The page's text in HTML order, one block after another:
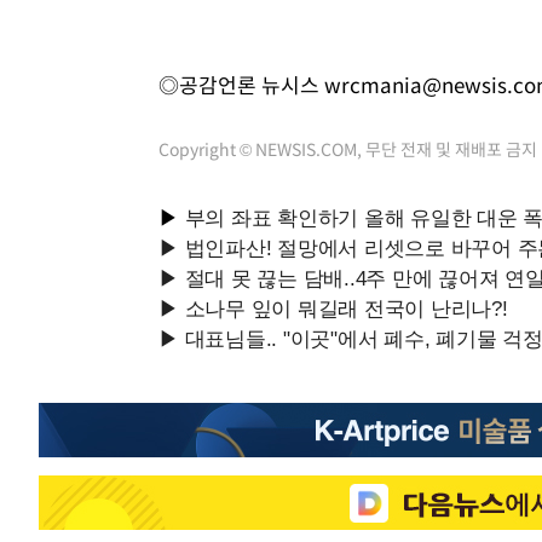
◎공감언론 뉴시스
Copyright © NEWSIS.COM, 무단 전재 및 재배포 금지